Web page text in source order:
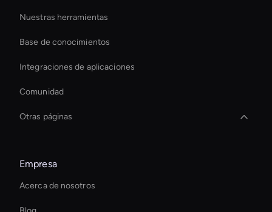
Nuestras herramientas
Base de conocimientos
Integraciones de aplicaciones
Comunidad
Otras páginas
Ai Avatar For Zoom Meetings
Editor de videoclips con IA
Empresa
Acerca de nosotros